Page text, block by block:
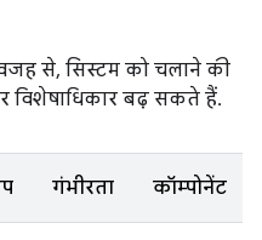
से, सिस्टम को चलाने की
विशेषाधिकार बढ़ सकते हैं.
गंभीरता कॉम्पोनेंट